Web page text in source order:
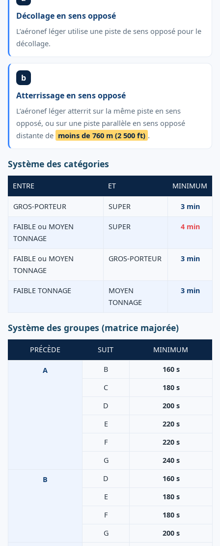
Décollage en sens opposé
L’aéronef léger utilise une piste de sens opposé pour le
décollage.
b
Atterrissage en sens opposé
L’aéronef léger atterrit sur la même piste en sens
opposé, ou sur une piste parallèle en sens opposé
distante de moins de 760 m (2 500 ft) .
Système des catégories
ENTRE ET MINIMUM
GROS-PORTEUR SUPER 3 min
FAIBLE ou MOYEN
TONNAGE
SUPER 4 min
FAIBLE ou MOYEN
TONNAGE
GROS-PORTEUR 3 min
FAIBLE TONNAGE
MOYEN
TONNAGE
3 min
Système des groupes (matrice majorée)
PRÉCÈDE SUIT MINIMUM
A B
160 s
C
180 s
D
200 s
E
220 s
F
220 s
G
240 s
B D
160 s
E
180 s
F
180 s
G
200 s